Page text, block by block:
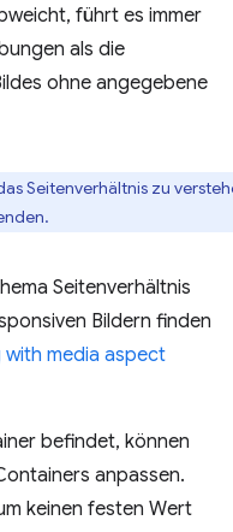
führt es immer
als die
ohne angegebene
Seitenverhältnis zu
Seitenverhältnis
Bildern finden
media aspect
befindet, können
anpassen.
keinen festen Wert